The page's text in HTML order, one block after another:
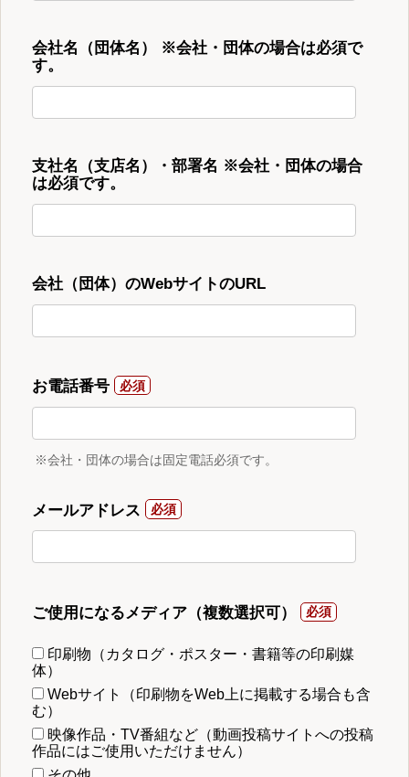
会社名（団体名） ※会社・団体の場合は必須で
す。
支社名（支店名）・部署名 ※会社・団体の場合
は必須です。
会社（団体）のWebサイトのURL
お電話番号
※会社・団体の場合は固定電話必須です。
メールアドレス
ご使用になるメディア（複数選択可）
印刷物（カタログ・ポスター・書籍等の印刷媒
体）
Webサイト（印刷物をWeb上に掲載する場合も含
む）
映像作品・TV番組など（動画投稿サイトへの投稿
作品にはご使用いただけません）